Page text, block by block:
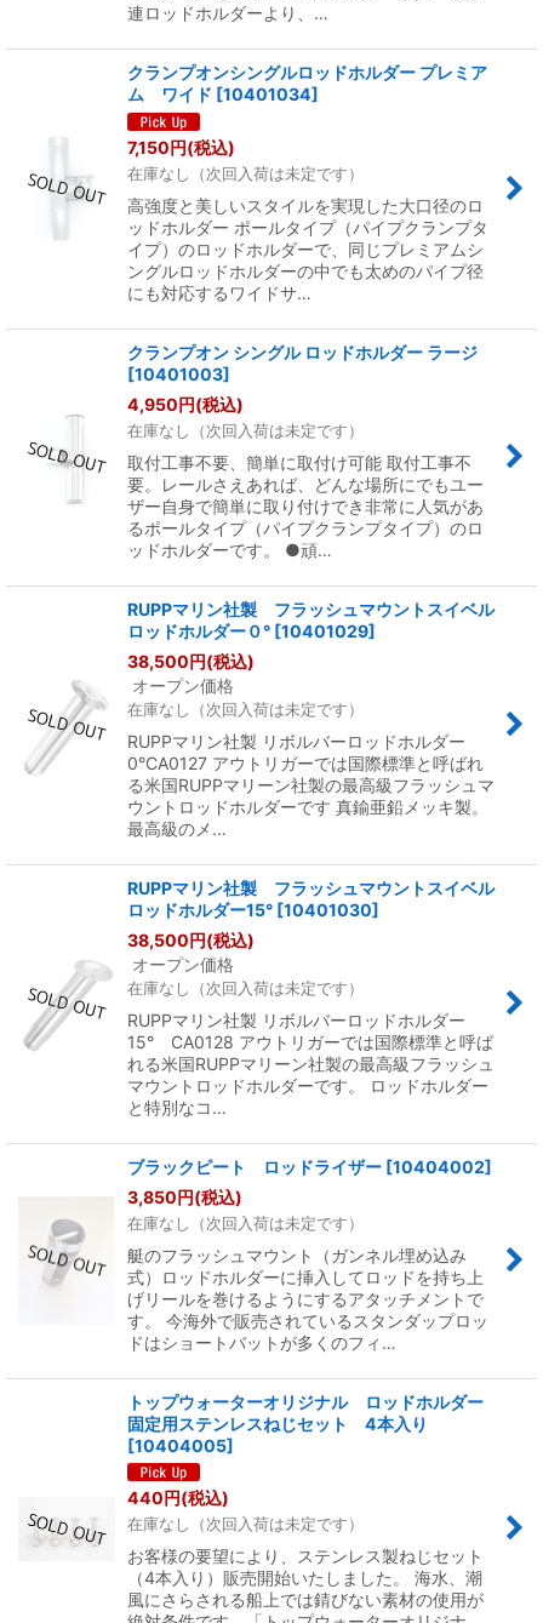
連ロッドホルダーより、…
クランプオンシングルロッドホルダー プレミア
ム ワイド [10401034]
7,150円(税込)
在庫なし（次回入荷は未定です）
高強度と美しいスタイルを実現した大口径のロ
ッドホルダー ポールタイプ（パイプクランプタ
イプ）のロッドホルダーで、同じプレミアムシ
ングルロッドホルダーの中でも太めのパイプ径
にも対応するワイドサ…
クランプオン シングル ロッドホルダー ラージ
[10401003]
4,950円(税込)
在庫なし（次回入荷は未定です）
取付工事不要、簡単に取付け可能 取付工事不
要。レールさえあれば、どんな場所にでもユー
ザー自身で簡単に取り付けでき非常に人気があ
るポールタイプ（パイプクランプタイプ）のロ
ッドホルダーです。 ●頑…
RUPPマリン社製 フラッシュマウントスイベル
ロッドホルダー０° [10401029]
38,500円(税込)
オープン価格
在庫なし（次回入荷は未定です）
RUPPマリン社製 リボルバーロッドホルダー
0°CA0127 アウトリガーでは国際標準と呼ばれ
る米国RUPPマリーン社製の最高級フラッシュマ
ウントロッドホルダーです 真鍮亜鉛メッキ製。
最高級のメ…
RUPPマリン社製 フラッシュマウントスイベル
ロッドホルダー15° [10401030]
38,500円(税込)
オープン価格
在庫なし（次回入荷は未定です）
RUPPマリン社製 リボルバーロッドホルダー
15° CA0128 アウトリガーでは国際標準と呼ば
れる米国RUPPマリーン社製の最高級フラッシュ
マウントロッドホルダーです。 ロッドホルダー
と特別なコ…
ブラックピート ロッドライザー [10404002]
3,850円(税込)
在庫なし（次回入荷は未定です）
艇のフラッシュマウント（ガンネル埋め込み
式）ロッドホルダーに挿入してロッドを持ち上
げリールを巻けるようにするアタッチメントで
す。 今海外で販売されているスタンダップロッ
ドはショートバットが多くのフィ…
トップウォーターオリジナル ロッドホルダー
固定用ステンレスねじセット 4本入り
[10404005]
440円(税込)
在庫なし（次回入荷は未定です）
お客様の要望により、ステンレス製ねじセット
（4本入り）販売開始いたしました。 海水、潮
風にさらされる船上では錆びない素材の使用が